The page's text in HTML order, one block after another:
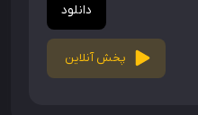
دانلود
پخش آنلاین